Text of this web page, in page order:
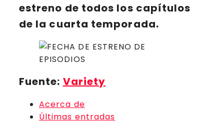
estreno de todos los capítulos
de la cuarta temporada.
Fuente: Variety
Acerca de
Últimas entradas